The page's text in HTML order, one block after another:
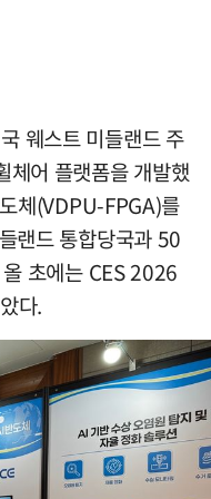
웨스트 미들랜드 주
체어 플랫폼을 개발했
체(VDPU-FPGA)를
랜드 통합당국과 50
초에는 CES 2026
다.